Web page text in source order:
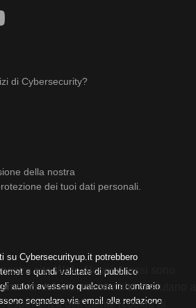
di Cybersecurity?
della nostra
dei tuoi dati personali.
su Cybersecurityup.it potrebbero
e quindi valutate di pubblico
autori avessero qualcosa in contrario
segnalare via email alla redazione
sito Web. Alcuni di essi sono
del sito, mentre altri ci aiutano a
dell'utente (cookie di